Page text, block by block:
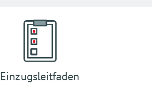
Einzugsleitfaden